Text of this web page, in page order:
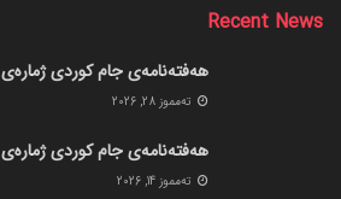
Recent News
هەفتەنامەی جام کوردی ژمارەی 432
ته‌مموز 28, 2026
هەفتەنامەی جام کوردی ژمارەی 431
ته‌مموز 14, 2026